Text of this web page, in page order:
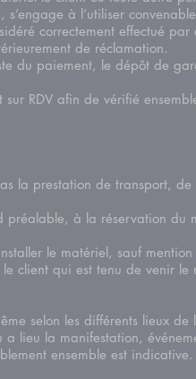
s’engage à l’utiliser
correctement effectué
de réclamation.
du paiement, le dépôt de
sur RDV afin de vérifié
la prestation de transport,
préalable, à la réservation
le matériel, sauf
client qui est tenu de venir
selon les différents lieux
a lieu la manifestation,
ensemble est